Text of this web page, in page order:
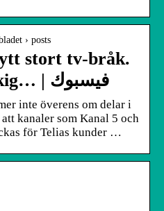
› posts
stort tv-bråk.
Telia: “Jättetråkig… | فيسبوك
inte överens om delar i
kanaler som Kanal 5 och
för Telias kunder …